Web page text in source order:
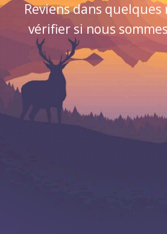
Reviens dans
vérifier si nous